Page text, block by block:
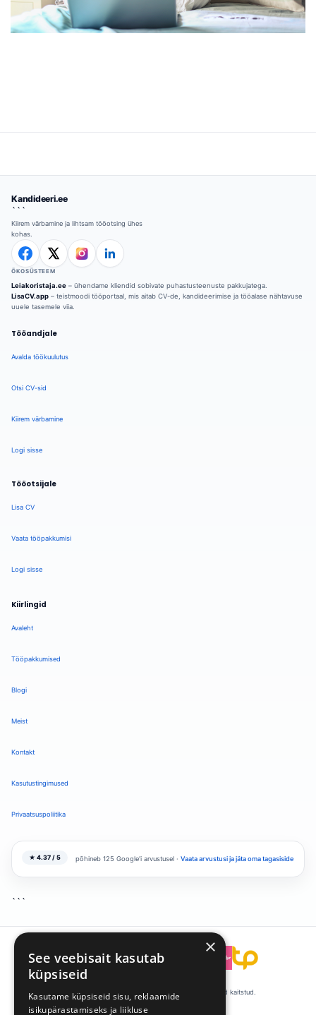
Kandideeri.ee
```
Kiirem värbamine ja lihtsam tööotsing ühes
kohas.
ÖKOSÜSTEEM
Leiakoristaja.ee – ühendame kliendid sobivate puhastusteenuste pakkujatega.
LisaCV.app – teistmoodi tööportaal, mis aitab CV-de, kandideerimise ja tööalase nähtavuse
uuele tasemele viia.
Tööandjale
Avalda töökuulutus
Otsi CV-sid
Kiirem värbamine
Logi sisse
Tööotsijale
Lisa CV
Vaata tööpakkumisi
Logi sisse
Kiirlingid
Avaleht
Tööpakkumised
Blogi
Meist
Kontakt
Kasutustingimused
Privaatsuspoliitika
★ 4.37 / 5 põhineb 125 Google'i arvustusel · Vaata arvustusi ja jäta oma tagasiside
```
```
© 2008-2026 Talentpool by Kandideeri. Kõik õigused kaitstud.
×
See veebisait kasutab
küpsiseid
Kasutame küpsiseid sisu, reklaamide
isikupärastamiseks ja liikluse